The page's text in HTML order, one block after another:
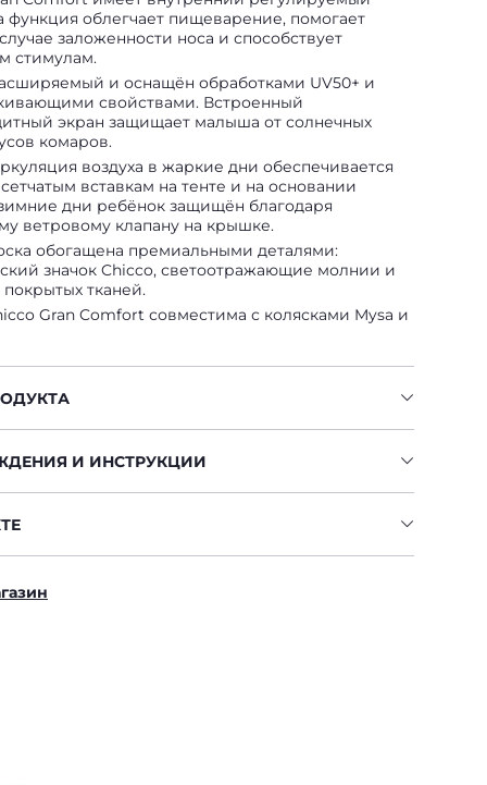
функция облегчает пищеварение, помогает
заложенности носа и способствует
стимулам.
и оснащён обработками UV50+ и
свойствами. Встроенный
экран защищает малыша от солнечных
комаров.
воздуха в жаркие дни обеспечивается
вставкам на тенте и на основании
дни ребёнок защищён благодаря
ветровому клапану на крышке.
обогащена премиальными деталями:
значок Chicco, светоотражающие молнии и
покрытых тканей.
Gran Comfort совместима с колясками Mysa и
И ИНСТРУКЦИИ